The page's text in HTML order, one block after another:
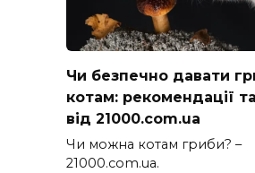
Чи безпечно давати
котам: рекомендації
від 21000.com.ua
Чи можна котам гриби? –
21000.com.ua.